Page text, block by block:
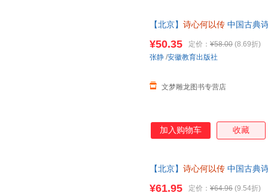
【北京】 诗心何以传 中国古典
拍
¥50.35 定价： ¥58.00 (8.69折)
文梦雕龙图书专营店
张静 /安徽教育出版社
加入购物车 收藏
【北京】 诗心何以传 中国古典
¥61.95 定价： ¥64.96 (9.54折)